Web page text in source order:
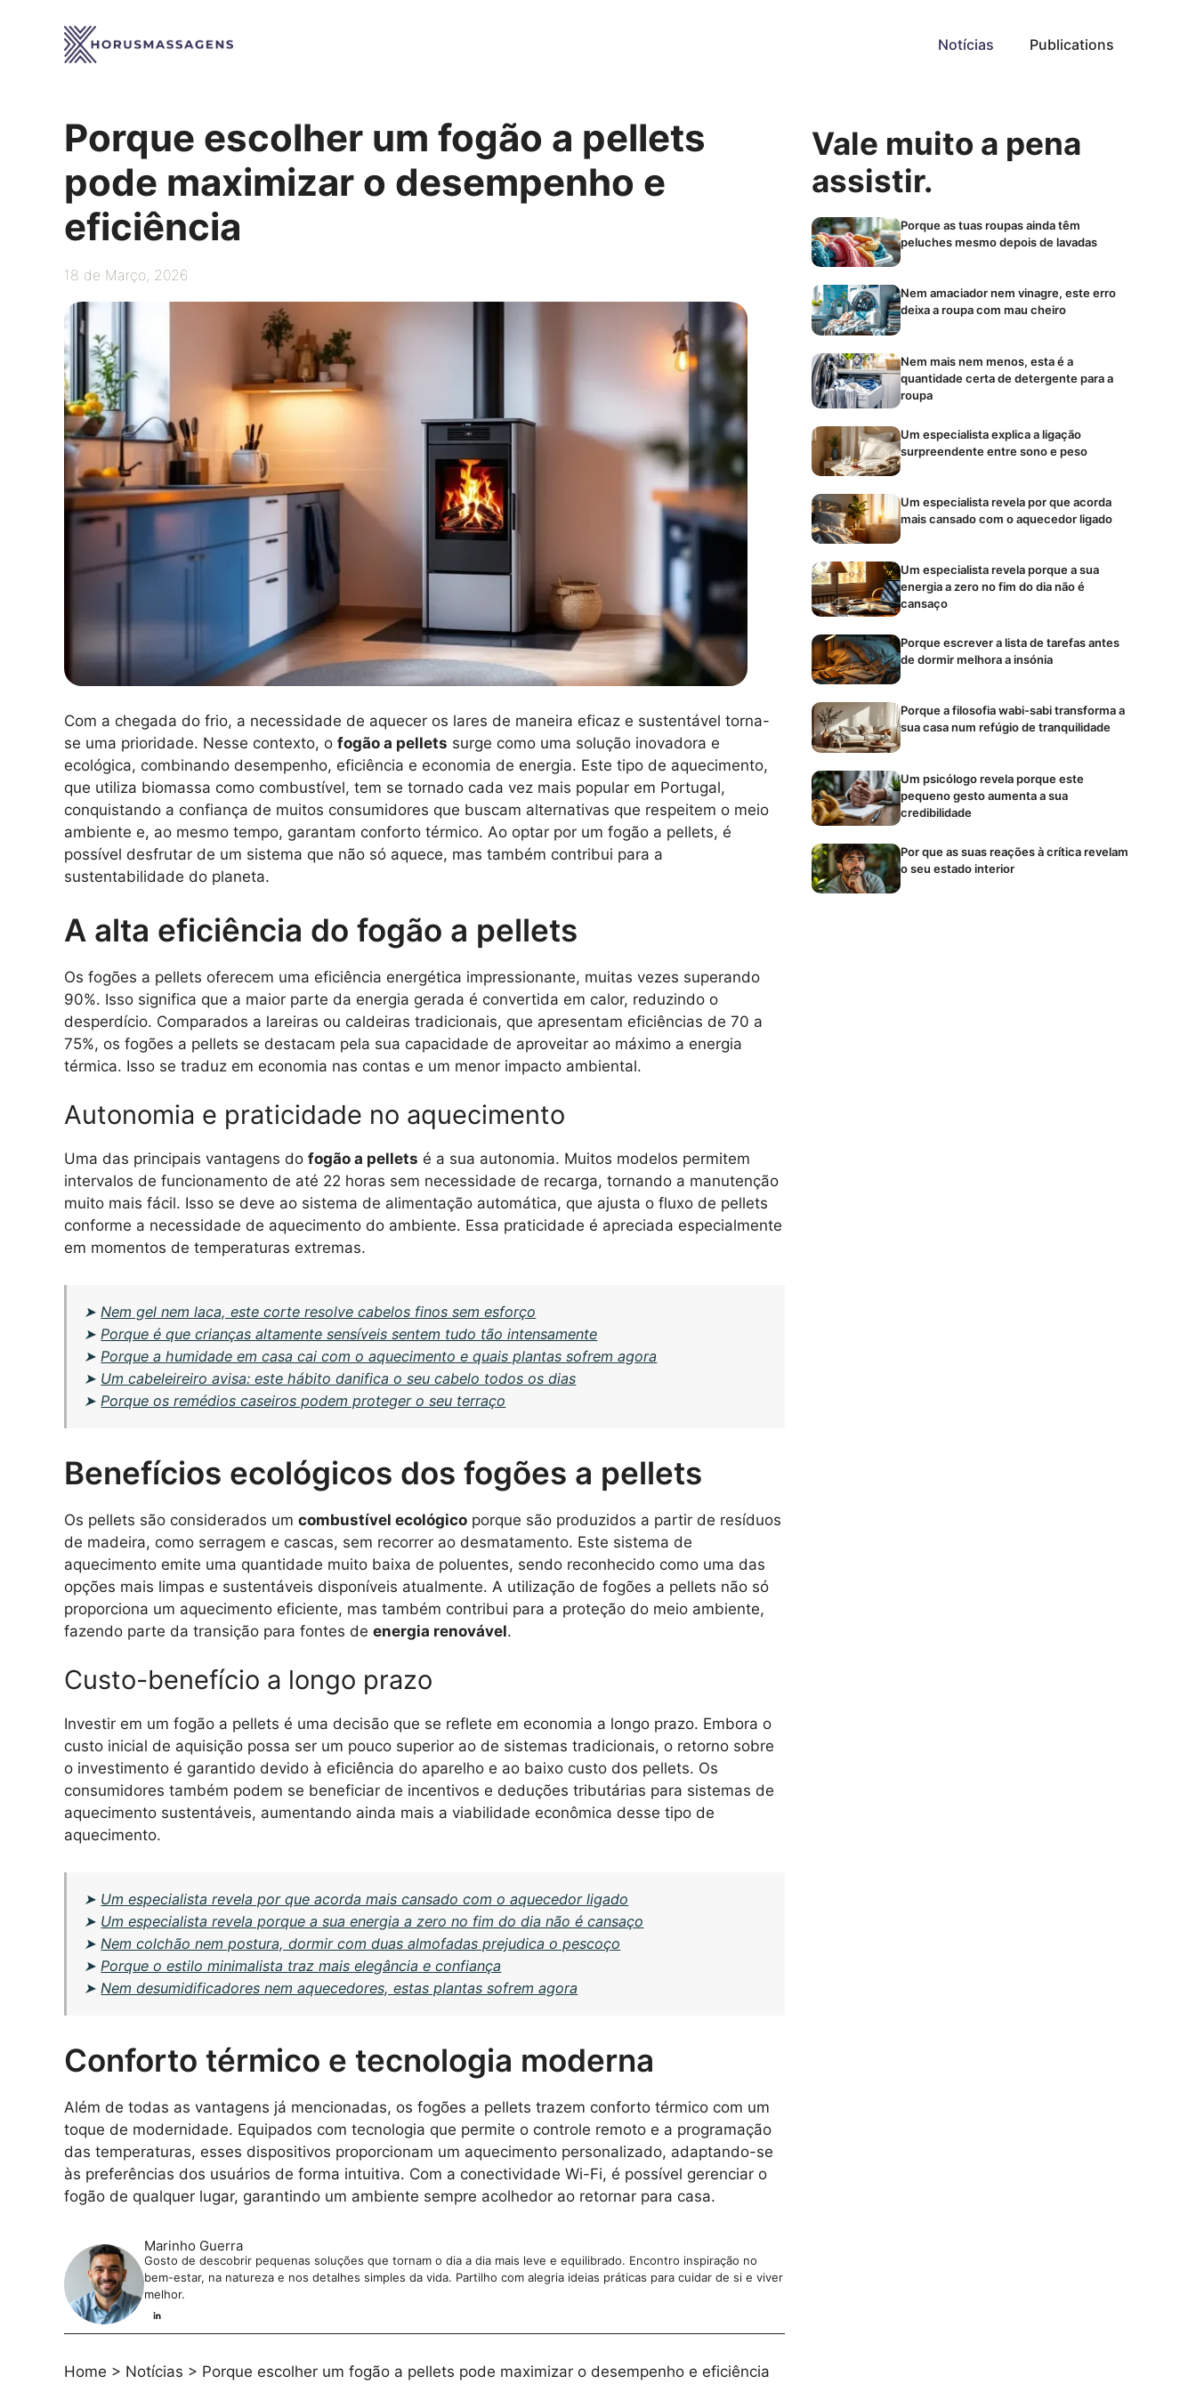
Notícias Publications
Porque escolher um fogão a pellets
pode maximizar o desempenho e
eficiência
18 de Março, 2026
Com a chegada do frio, a necessidade de aquecer os lares de maneira eficaz e sustentável torna-
se uma prioridade. Nesse contexto, o fogão a pellets surge como uma solução inovadora e
ecológica, combinando desempenho, eficiência e economia de energia. Este tipo de aquecimento,
que utiliza biomassa como combustível, tem se tornado cada vez mais popular em Portugal,
conquistando a confiança de muitos consumidores que buscam alternativas que respeitem o meio
ambiente e, ao mesmo tempo, garantam conforto térmico. Ao optar por um fogão a pellets, é
possível desfrutar de um sistema que não só aquece, mas também contribui para a
sustentabilidade do planeta.
A alta eficiência do fogão a pellets
Os fogões a pellets oferecem uma eficiência energética impressionante, muitas vezes superando
90%. Isso significa que a maior parte da energia gerada é convertida em calor, reduzindo o
desperdício. Comparados a lareiras ou caldeiras tradicionais, que apresentam eficiências de 70 a
75%, os fogões a pellets se destacam pela sua capacidade de aproveitar ao máximo a energia
térmica. Isso se traduz em economia nas contas e um menor impacto ambiental.
Autonomia e praticidade no aquecimento
Uma das principais vantagens do fogão a pellets é a sua autonomia. Muitos modelos permitem
intervalos de funcionamento de até 22 horas sem necessidade de recarga, tornando a manutenção
muito mais fácil. Isso se deve ao sistema de alimentação automática, que ajusta o fluxo de pellets
conforme a necessidade de aquecimento do ambiente. Essa praticidade é apreciada especialmente
em momentos de temperaturas extremas.
➤ Nem gel nem laca, este corte resolve cabelos finos sem esforço
➤ Porque é que crianças altamente sensíveis sentem tudo tão intensamente
➤ Porque a humidade em casa cai com o aquecimento e quais plantas sofrem agora
➤ Um cabeleireiro avisa: este hábito danifica o seu cabelo todos os dias
➤ Porque os remédios caseiros podem proteger o seu terraço
Benefícios ecológicos dos fogões a pellets
Os pellets são considerados um combustível ecológico porque são produzidos a partir de resíduos
de madeira, como serragem e cascas, sem recorrer ao desmatamento. Este sistema de
aquecimento emite uma quantidade muito baixa de poluentes, sendo reconhecido como uma das
opções mais limpas e sustentáveis disponíveis atualmente. A utilização de fogões a pellets não só
proporciona um aquecimento eficiente, mas também contribui para a proteção do meio ambiente,
fazendo parte da transição para fontes de energia renovável.
Custo-benefício a longo prazo
Investir em um fogão a pellets é uma decisão que se reflete em economia a longo prazo. Embora o
custo inicial de aquisição possa ser um pouco superior ao de sistemas tradicionais, o retorno sobre
o investimento é garantido devido à eficiência do aparelho e ao baixo custo dos pellets. Os
consumidores também podem se beneficiar de incentivos e deduções tributárias para sistemas de
aquecimento sustentáveis, aumentando ainda mais a viabilidade econômica desse tipo de
aquecimento.
➤ Um especialista revela por que acorda mais cansado com o aquecedor ligado
➤ Um especialista revela porque a sua energia a zero no fim do dia não é cansaço
➤ Nem colchão nem postura, dormir com duas almofadas prejudica o pescoço
➤ Porque o estilo minimalista traz mais elegância e confiança
➤ Nem desumidificadores nem aquecedores, estas plantas sofrem agora
Conforto térmico e tecnologia moderna
Além de todas as vantagens já mencionadas, os fogões a pellets trazem conforto térmico com um
toque de modernidade. Equipados com tecnologia que permite o controle remoto e a programação
das temperaturas, esses dispositivos proporcionam um aquecimento personalizado, adaptando-se
às preferências dos usuários de forma intuitiva. Com a conectividade Wi-Fi, é possível gerenciar o
fogão de qualquer lugar, garantindo um ambiente sempre acolhedor ao retornar para casa.
Marinho Guerra
Gosto de descobrir pequenas soluções que tornam o dia a dia mais leve e equilibrado. Encontro inspiração no
bem-estar, na natureza e nos detalhes simples da vida. Partilho com alegria ideias práticas para cuidar de si e viver
melhor.
Home > Notícias > Porque escolher um fogão a pellets pode maximizar o desempenho e eficiência
Vale muito a pena
assistir.
Porque as tuas roupas ainda têm
peluches mesmo depois de lavadas
Nem amaciador nem vinagre, este erro
deixa a roupa com mau cheiro
Nem mais nem menos, esta é a
quantidade certa de detergente para a
roupa
Um especialista explica a ligação
surpreendente entre sono e peso
Um especialista revela por que acorda
mais cansado com o aquecedor ligado
Um especialista revela porque a sua
energia a zero no fim do dia não é
cansaço
Porque escrever a lista de tarefas antes
de dormir melhora a insónia
Porque a filosofia wabi-sabi transforma a
sua casa num refúgio de tranquilidade
Um psicólogo revela porque este
pequeno gesto aumenta a sua
credibilidade
Por que as suas reações à crítica revelam
o seu estado interior